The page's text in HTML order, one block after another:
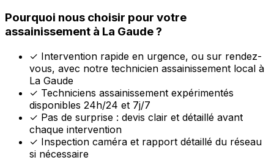
Pourquoi nous choisir pour votre
assainissement à La Gaude ?
✓ Intervention rapide en urgence, ou sur rendez-
vous, avec notre technicien assainissement local à
La Gaude
✓ Techniciens assainissement expérimentés
disponibles 24h/24 et 7j/7
✓ Pas de surprise : devis clair et détaillé avant
chaque intervention
✓ Inspection caméra et rapport détaillé du réseau
si nécessaire